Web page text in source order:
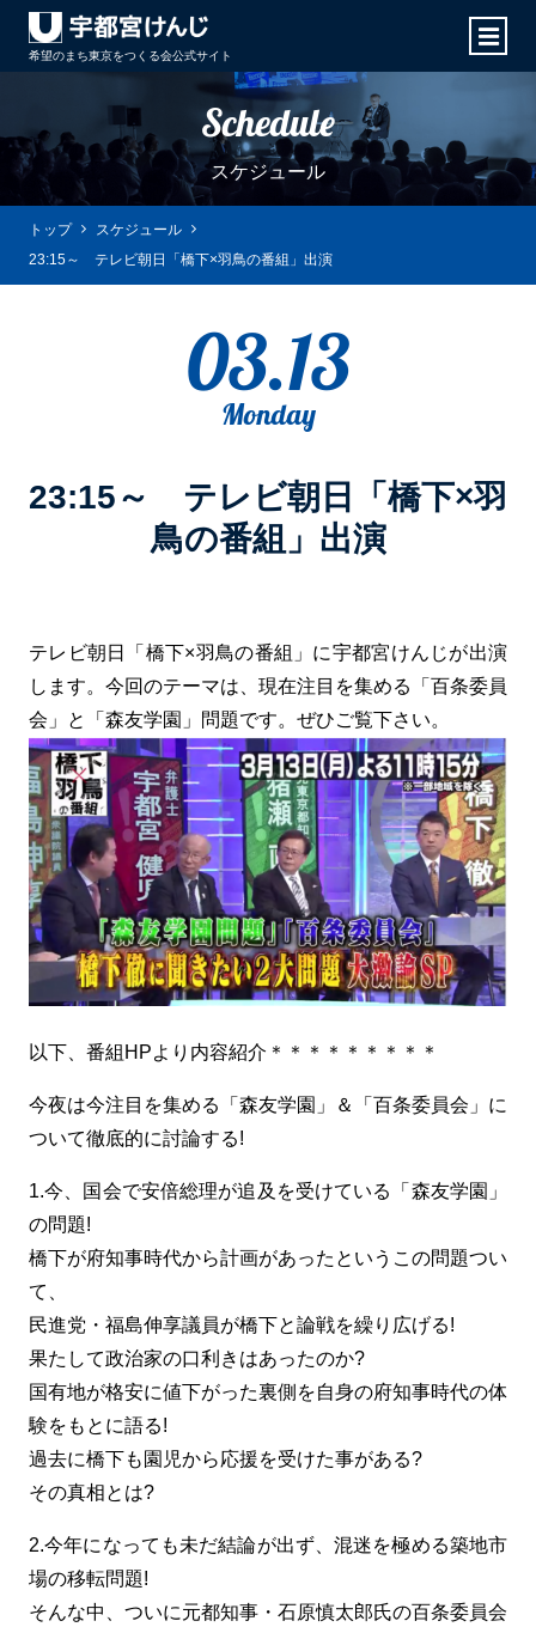
希望のまち東京をつくる会公式サイト
Schedule
スケジュール
トップ
スケジュール
23:15～ テレビ朝日「橋下×羽鳥の番組」出演
03.13
Monday
23:15～ テレビ朝日「橋下×羽
鳥の番組」出演
テレビ朝日「橋下×羽鳥の番組」に宇都宮けんじが出演
します。今回のテーマは、現在注目を集める「百条委員
会」と「森友学園」問題です。ぜひご覧下さい。
以下、番組HPより内容紹介＊＊＊＊＊＊＊＊＊
今夜は今注目を集める「森友学園」＆「百条委員会」に
ついて徹底的に討論する!
1.今、国会で安倍総理が追及を受けている「森友学園」
の問題!
橋下が府知事時代から計画があったというこの問題つい
て、
民進党・福島伸享議員が橋下と論戦を繰り広げる!
果たして政治家の口利きはあったのか?
国有地が格安に値下がった裏側を自身の府知事時代の体
験をもとに語る!
過去に橋下も園児から応援を受けた事がある?
その真相とは?
2.今年になっても未だ結論が出ず、混迷を極める築地市
場の移転問題!
そんな中、ついに元都知事・石原慎太郎氏の百条委員会